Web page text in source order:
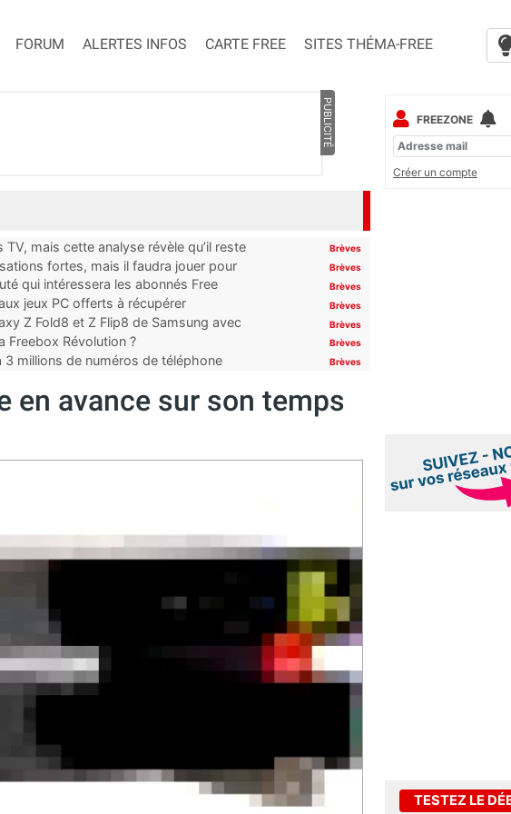
FORUM ALERTES INFOS CARTE FREE SITES THÉMA-FREE
PUBLICITÉ
mais cette analyse révèle qu’il reste Brèves
fortes, mais il faudra jouer pour Brèves
qui intéressera les abonnés Free Brèves
jeux PC offerts à récupérer Brèves
Z Fold8 et Z Flip8 de Samsung avec Brèves
Freebox Révolution ? Brèves
3 millions de numéros de téléphone Brèves
en avance sur son temps
FREEZONE
Créer un compte
TESTEZ LE